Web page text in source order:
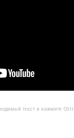
текст и нажмите